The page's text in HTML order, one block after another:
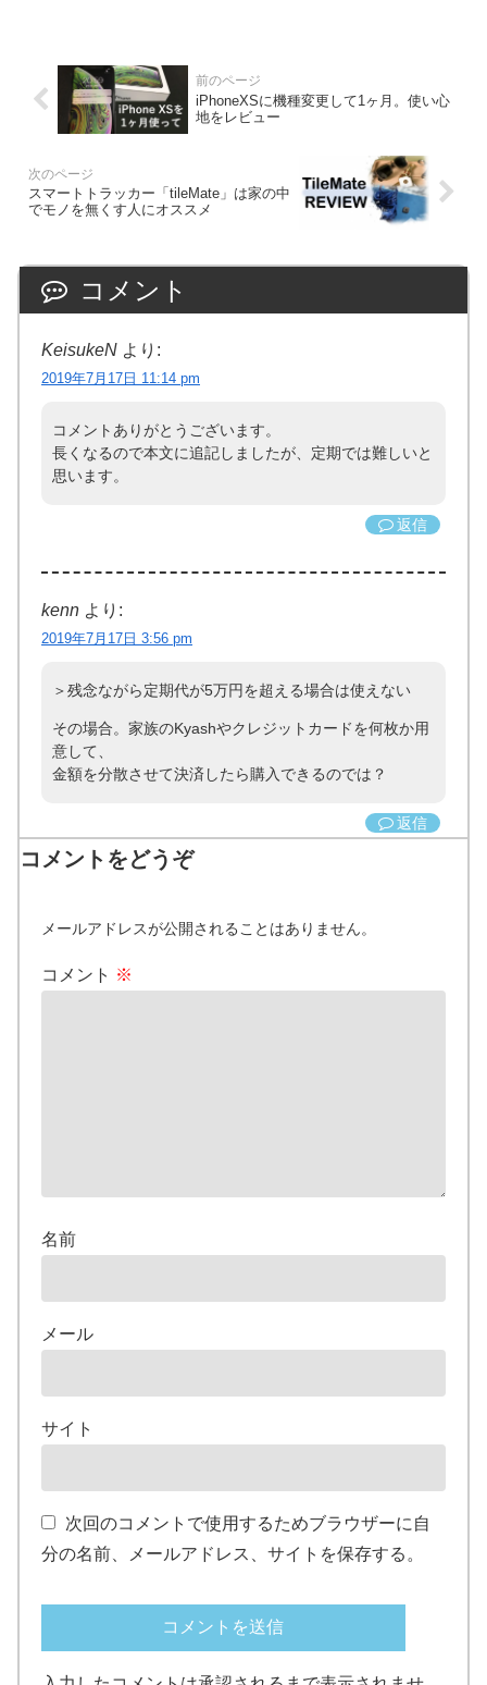
iPhoneXSに機種変更して1ヶ月。使い心
地をレビュー
スマートトラッカー「tileMate」は家の中
でモノを無くす人にオススメ
コメント
KeisukeN より:
2019年7月17日 11:14 pm
コメントありがとうございます。
長くなるので本文に追記しましたが、定期では難しいと
思います。
返信
kenn より:
2019年7月17日 3:56 pm
＞残念ながら定期代が5万円を超える場合は使えない
その場合。家族のKyashやクレジットカードを何枚か用
意して、
金額を分散させて決済したら購入できるのでは？
返信
コメントをどうぞ
メールアドレスが公開されることはありません。
コメント ※
名前
メール
サイト
次回のコメントで使用するためブラウザーに自
分の名前、メールアドレス、サイトを保存する。